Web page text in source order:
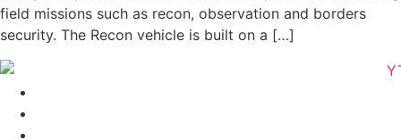
‬field missions such as recon‭, ‬observation and borders
security‭.‬ The Recon vehicle is built on a […]